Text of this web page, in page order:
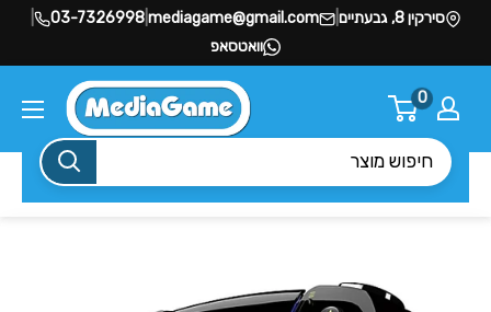
סירקין 8, גבעתיים |
mediagame@gmail.com
|
03-7326998
וואטסאפ
0